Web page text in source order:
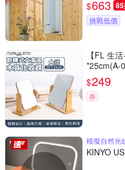
$663
挑戰低價
【FL 生
*25cm(A-
$249
券
模擬自然光
KINYO